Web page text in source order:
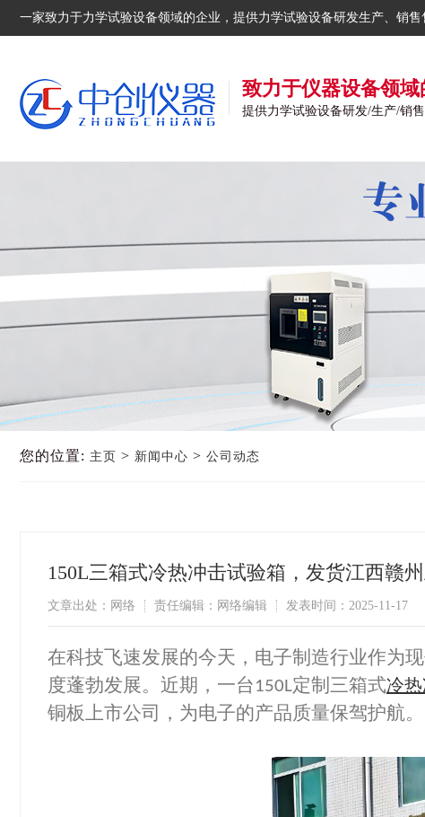
一家致力于力学试验设备领域的企业，提供力学试验设备研发生产、销售
致力于仪器设备领域
提供力学试验设备研发/生产/销
您的位置: 主页 > 新闻中心 > 公司动态
150L三箱式冷热冲击试验箱，发货江西赣
文章出处：网络 责任编辑：网络编辑 发表时间：2025-11-17
在科技飞速发展的今天，电子制造行业作为
度蓬勃发展。近期，一台150L定制三箱式冷
铜板上市公司，为电子的产品质量保驾护航。